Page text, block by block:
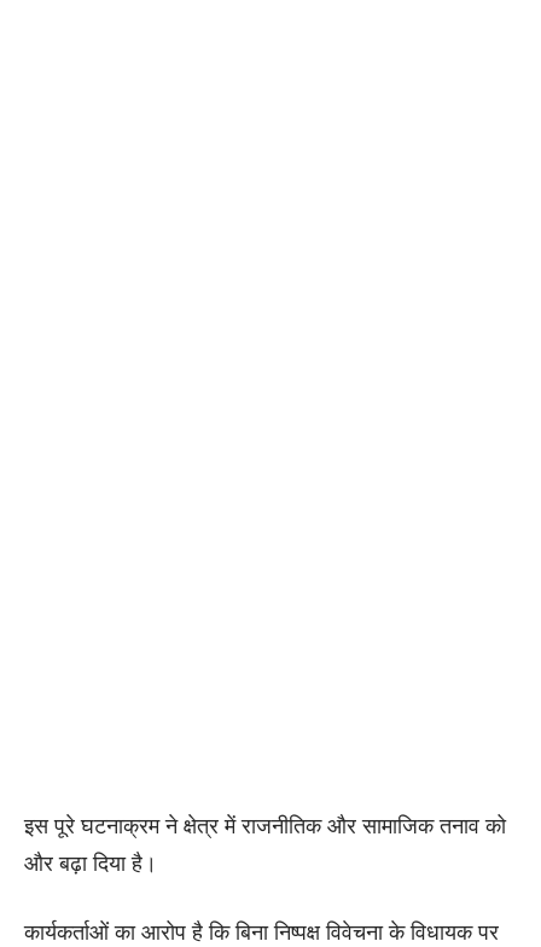
इस पूरे घटनाक्रम ने क्षेत्र में राजनीतिक और सामाजिक तनाव को
और बढ़ा दिया है।
कार्यकर्ताओं का आरोप है कि बिना निष्पक्ष विवेचना के विधायक पर